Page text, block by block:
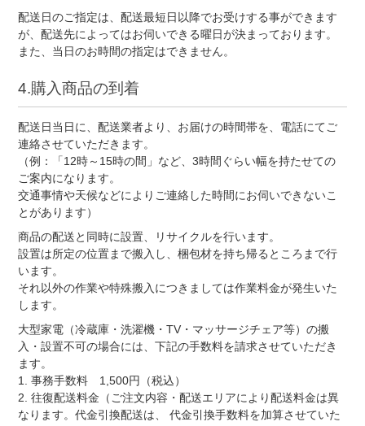
配送日のご指定は、配送最短日以降でお受けする事ができます
が、配送先によってはお伺いできる曜日が決まっております。
また、当日のお時間の指定はできません。
4.購入商品の到着
配送日当日に、配送業者より、お届けの時間帯を、電話にてご
連絡させていただきます。
（例：「12時～15時の間」など、3時間ぐらい幅を持たせての
ご案内になります。
交通事情や天候などによりご連絡した時間にお伺いできないこ
とがあります）
商品の配送と同時に設置、リサイクルを行います。
設置は所定の位置まで搬入し、梱包材を持ち帰るところまで行
います。
それ以外の作業や特殊搬入につきましては作業料金が発生いた
します。
大型家電（冷蔵庫・洗濯機・TV・マッサージチェア等）の搬
入・設置不可の場合には、下記の手数料を請求させていただき
ます。
1. 事務手数料 1,500円（税込）
2. 往復配送料金（ご注文内容・配送エリアにより配送料金は異
なります。代金引換配送は、 代金引換手数料を加算させていた